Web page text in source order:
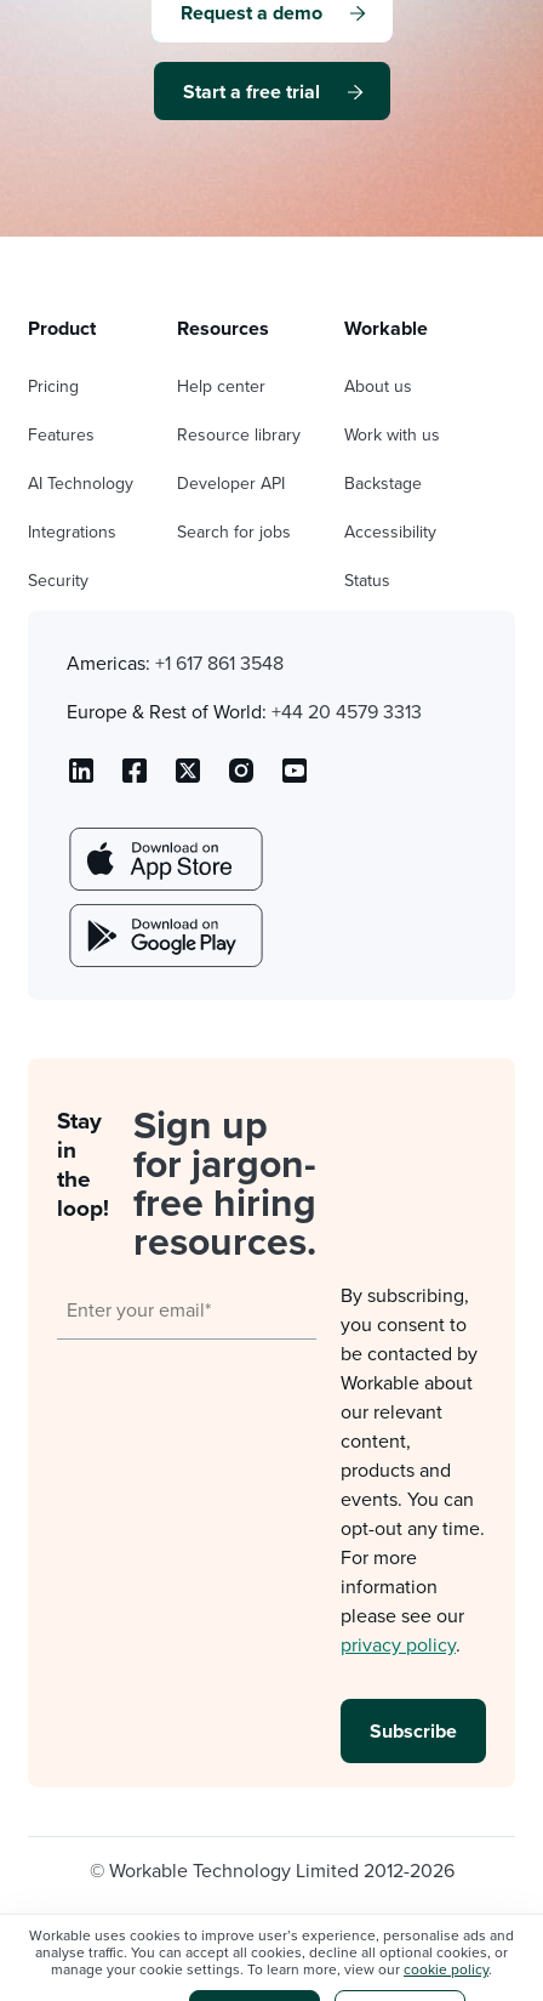
Workable uses cookies to improve user’s experience, personalise ads and
analyse traffic. You can accept all cookies, decline all optional cookies, or
manage your cookie settings. To learn more, view our cookie policy.
Request a demo
Start a free trial
Product
Pricing
Features
AI Technology
Integrations
Security
Resources
Help center
Resource library
Developer API
Search for jobs
Workable
About us
Work with us
Backstage
Accessibility
Status
Americas: +1 617 861 3548
Europe & Rest of World: +44 20 4579 3313
Stay
in
the
loop!
Sign up
for jargon-
free hiring
resources.
By subscribing,
you consent to
be contacted by
Workable about
our relevant
content,
products and
events. You can
opt-out any time.
For more
information
please see our
privacy policy.
© Workable Technology Limited 2012-2026
Privacy policy
Cookie Settings
Do not sell/share my personal information